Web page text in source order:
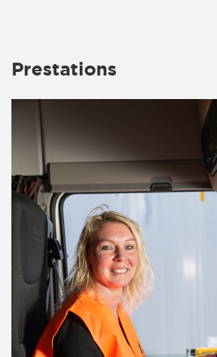
et la productivité du service.
domaine industriel, l’entreprise de
services nécéssaire aux transports
l’organisation de ceux-ci.
Nous nous occupons du transport
marchandises à Strasbourg
Nous assurons un service de
Ensemble, nous définissons la
et les horaires ajustés. Notre équipe
récupèrent votre marchandise et la
Services d’ingénieure et de conseil
Le transport et l'organisation sont
votre activité qui contribuent
assurer la performance de votre
satisfaction de vos clients. Véritable
Prestations